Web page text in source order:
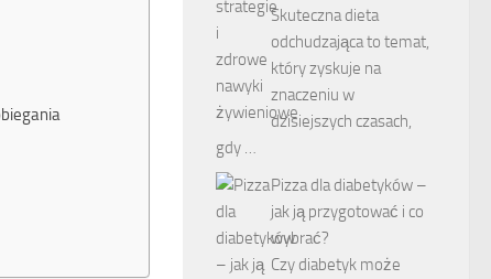
Skuteczna dieta
odchudzająca to temat,
który zyskuje na
znaczeniu w
dzisiejszych czasach,
gdy …
Pizza dla diabetyków –
jak ją przygotować i co
wybrać?
Czy diabetyk może